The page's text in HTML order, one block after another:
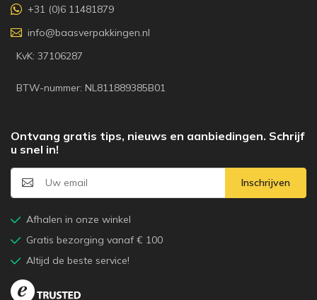
+31 (0)6 11481879
info@baasverpakkingen.nl
KvK: 37106287
BTW-nummer: NL811889385B01
Ontvang gratis tips, nieuws en aanbiedingen. Schrijf
u snel in!
Inschrijven
Afhalen in onze winkel
Gratis bezorging vanaf € 100
Altijd de beste service!